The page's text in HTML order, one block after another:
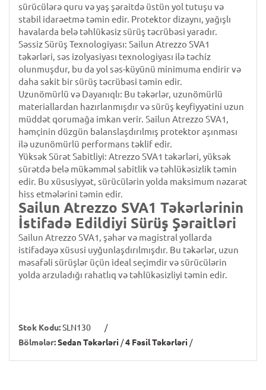
sürücülərə quru və yaş şəraitdə üstün yol tutuşu və
stabil idarəetmə təmin edir. Protektor dizaynı, yağışlı
havalarda belə təhlükəsiz sürüş təcrübəsi yaradır.
Səssiz Sürüş Texnologiyası: Sailun Atrezzo SVA1
təkərləri, səs izolyasiyası texnologiyası ilə təchiz
olunmuşdur, bu da yol səs-küyünü minimuma endirir və
daha sakit bir sürüş təcrübəsi təmin edir.
Uzunömürlü və Dayanıqlı: Bu təkərlər, uzunömürlü
materiallardan hazırlanmışdır və sürüş keyfiyyətini uzun
müddət qorumağa imkan verir. Sailun Atrezzo SVA1,
həmçinin düzgün balanslaşdırılmış protektor aşınması
ilə uzunömürlü performans təklif edir.
Yüksək Sürət Sabitliyi: Atrezzo SVA1 təkərləri, yüksək
sürətdə belə mükəmməl sabitlik və təhlükəsizlik təmin
edir. Bu xüsusiyyət, sürücülərin yolda maksimum nəzarət
hiss etmələrini təmin edir.
Sailun Atrezzo SVA1 Təkərlərinin
İstifadə Edildiyi Sürüş Şəraitləri
Sailun Atrezzo SVA1, şəhər və magistral yollarda
istifadəyə xüsusi uyğunlaşdırılmışdır. Bu təkərlər, uzun
məsafəli sürüşlər üçün ideal seçimdir və sürücülərin
yolda arzuladığı rahatlıq və təhlükəsizliyi təmin edir.
Stok Kodu:SLN130
/
Bölmələr:Sedan Təkərləri /4 Fəsil Təkərləri /